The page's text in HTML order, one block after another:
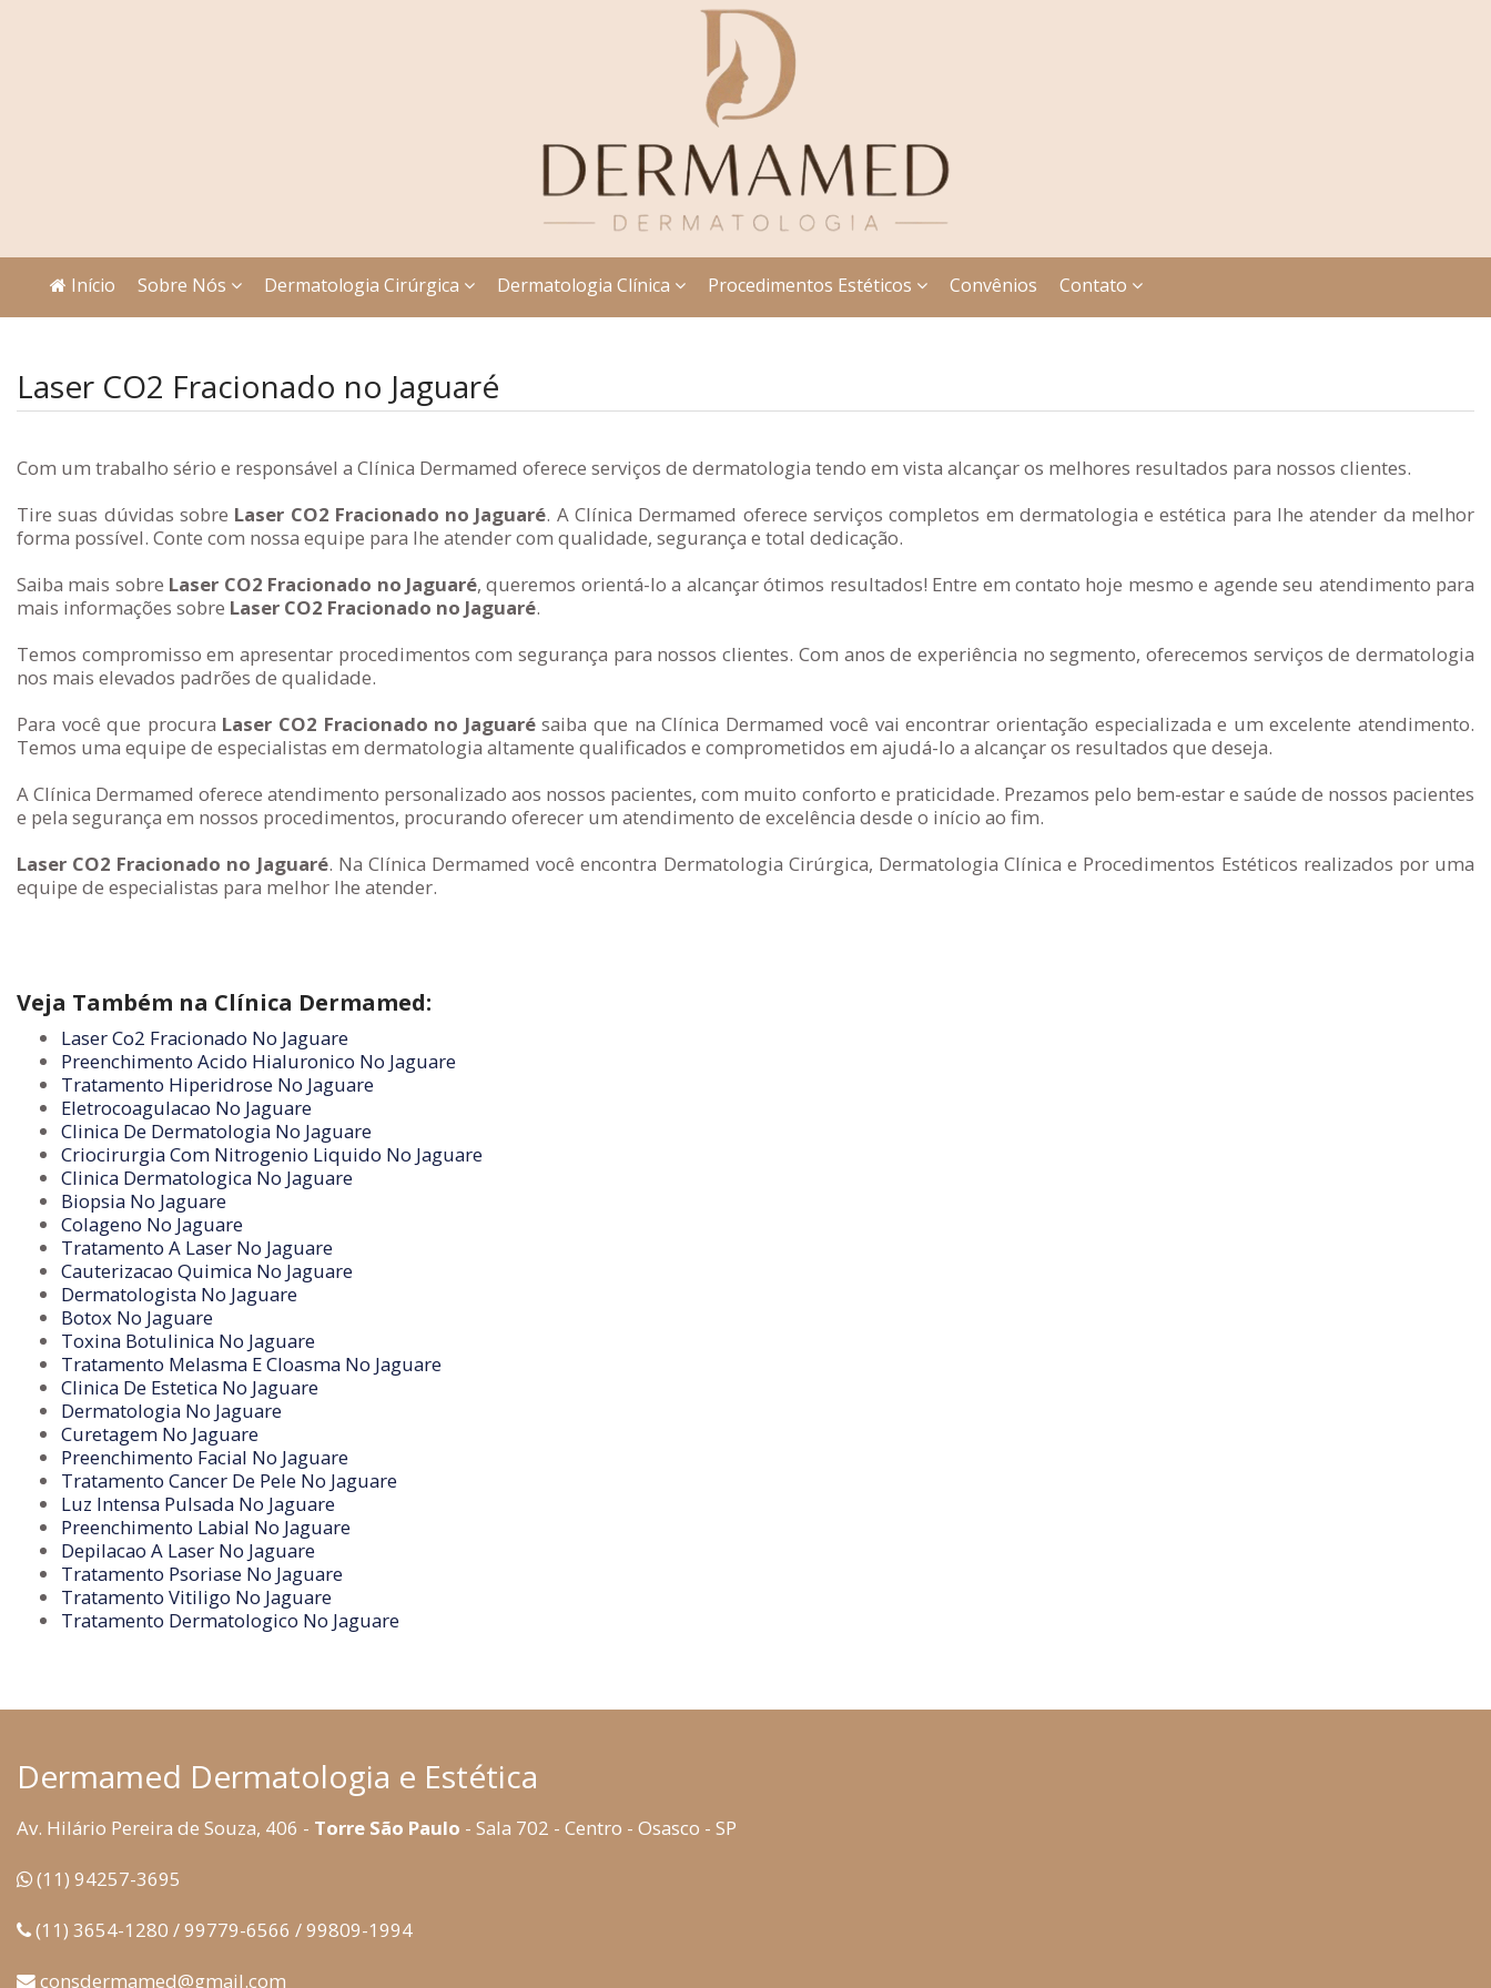
Início Sobre Nós Dermatologia Cirúrgica Dermatologia Clínica Procedimentos Estéticos Convênios Contato
Laser CO2 Fracionado no Jaguaré
Com um trabalho sério e responsável a Clínica Dermamed oferece serviços de dermatologia tendo em vista alcançar os melhores resultados para nossos clientes.
Tire suas dúvidas sobre Laser CO2 Fracionado no Jaguaré. A Clínica Dermamed oferece serviços completos em dermatologia e estética para lhe atender da melhor
forma possível. Conte com nossa equipe para lhe atender com qualidade, segurança e total dedicação.
Saiba mais sobre Laser CO2 Fracionado no Jaguaré, queremos orientá-lo a alcançar ótimos resultados! Entre em contato hoje mesmo e agende seu atendimento para
mais informações sobre Laser CO2 Fracionado no Jaguaré.
Temos compromisso em apresentar procedimentos com segurança para nossos clientes. Com anos de experiência no segmento, oferecemos serviços de dermatologia
nos mais elevados padrões de qualidade.
Para você que procura Laser CO2 Fracionado no Jaguarésaiba que na Clínica Dermamed você vai encontrar orientação especializada e um excelente atendimento.
Temos uma equipe de especialistas em dermatologia altamente qualificados e comprometidos em ajudá-lo a alcançar os resultados que deseja.
A Clínica Dermamed oferece atendimento personalizado aos nossos pacientes, com muito conforto e praticidade. Prezamos pelo bem-estar e saúde de nossos pacientes
e pela segurança em nossos procedimentos, procurando oferecer um atendimento de excelência desde o início ao fim.
Laser CO2 Fracionado no Jaguaré. Na Clínica Dermamed você encontra Dermatologia Cirúrgica, Dermatologia Clínica e Procedimentos Estéticos realizados por uma
equipe de especialistas para melhor lhe atender.
Veja Também na Clínica Dermamed:
Laser Co2 Fracionado No Jaguare
Preenchimento Acido Hialuronico No Jaguare
Tratamento Hiperidrose No Jaguare
Eletrocoagulacao No Jaguare
Clinica De Dermatologia No Jaguare
Criocirurgia Com Nitrogenio Liquido No Jaguare
Clinica Dermatologica No Jaguare
Biopsia No Jaguare
Colageno No Jaguare
Tratamento A Laser No Jaguare
Cauterizacao Quimica No Jaguare
Dermatologista No Jaguare
Botox No Jaguare
Toxina Botulinica No Jaguare
Tratamento Melasma E Cloasma No Jaguare
Clinica De Estetica No Jaguare
Dermatologia No Jaguare
Curetagem No Jaguare
Preenchimento Facial No Jaguare
Tratamento Cancer De Pele No Jaguare
Luz Intensa Pulsada No Jaguare
Preenchimento Labial No Jaguare
Depilacao A Laser No Jaguare
Tratamento Psoriase No Jaguare
Tratamento Vitiligo No Jaguare
Tratamento Dermatologico No Jaguare
Dermamed Dermatologia e Estética
Av. Hilário Pereira de Souza, 406 - Torre São Paulo - Sala 702 - Centro - Osasco - SP
(11) 94257-3695
(11) 3654-1280 / 99779-6566 / 99809-1994
consdermamed@gmail.com